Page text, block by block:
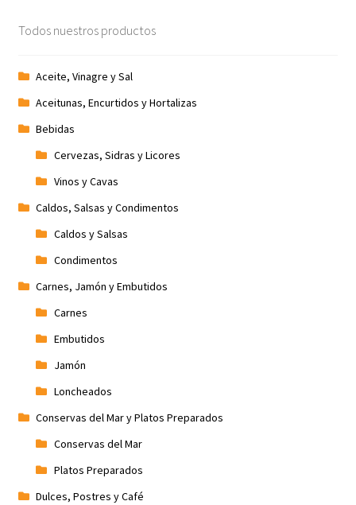
Todos nuestros productos
Aceite, Vinagre y Sal
Aceitunas, Encurtidos y Hortalizas
Bebidas
Cervezas, Sidras y Licores
Vinos y Cavas
Caldos, Salsas y Condimentos
Caldos y Salsas
Condimentos
Carnes, Jamón y Embutidos
Carnes
Embutidos
Jamón
Loncheados
Conservas del Mar y Platos Preparados
Conservas del Mar
Platos Preparados
Dulces, Postres y Café